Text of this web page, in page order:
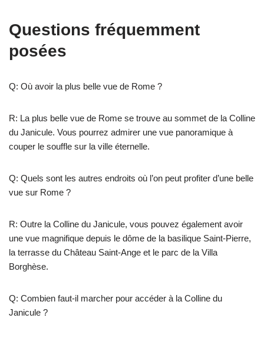
Questions fréquemment
posées
Q: Où avoir la plus belle vue de Rome ?
R: La plus belle vue de Rome se trouve au sommet de la Colline
du Janicule. Vous pourrez admirer une vue panoramique à
couper le souffle sur la ville éternelle.
Q: Quels sont les autres endroits où l’on peut profiter d’une belle
vue sur Rome ?
R: Outre la Colline du Janicule, vous pouvez également avoir
une vue magnifique depuis le dôme de la basilique Saint-Pierre,
la terrasse du Château Saint-Ange et le parc de la Villa
Borghèse.
Q: Combien faut-il marcher pour accéder à la Colline du
Janicule ?